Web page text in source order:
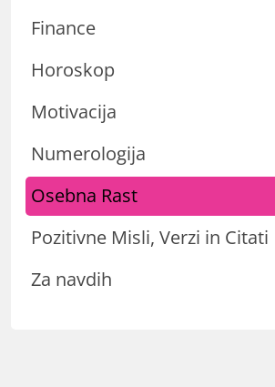
Finance
Horoskop
Motivacija
Numerologija
Osebna Rast
Pozitivne Misli, Verzi in Citati
Za navdih